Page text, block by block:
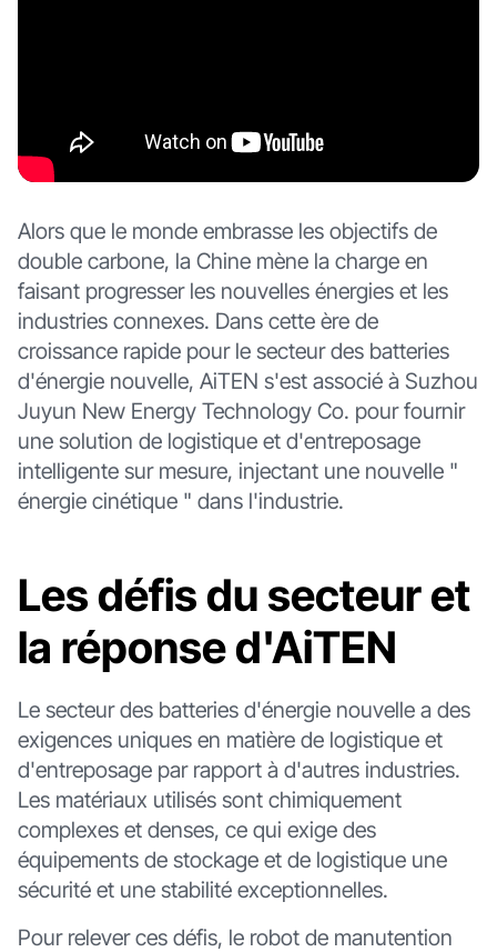
Alors que le monde embrasse les objectifs de
double carbone, la Chine mène la charge en
faisant progresser les nouvelles énergies et les
industries connexes. Dans cette ère de
croissance rapide pour le secteur des batteries
d'énergie nouvelle, AiTEN s'est associé à Suzhou
Juyun New Energy Technology Co. pour fournir
une solution de logistique et d'entreposage
intelligente sur mesure, injectant une nouvelle "
énergie cinétique " dans l'industrie.
Les défis du secteur et
la réponse d'AiTEN
Le secteur des batteries d'énergie nouvelle a des
exigences uniques en matière de logistique et
d'entreposage par rapport à d'autres industries.
Les matériaux utilisés sont chimiquement
complexes et denses, ce qui exige des
équipements de stockage et de logistique une
sécurité et une stabilité exceptionnelles.
Pour relever ces défis, le robot de manutention